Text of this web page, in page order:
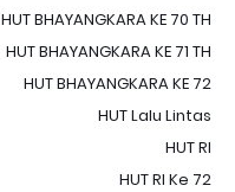
HUT BHAYANGKARA KE 70 TH
HUT BHAYANGKARA KE 71 TH
HUT BHAYANGKARA KE 72
HUT Lalu Lintas
HUT RI
HUT RI Ke 72